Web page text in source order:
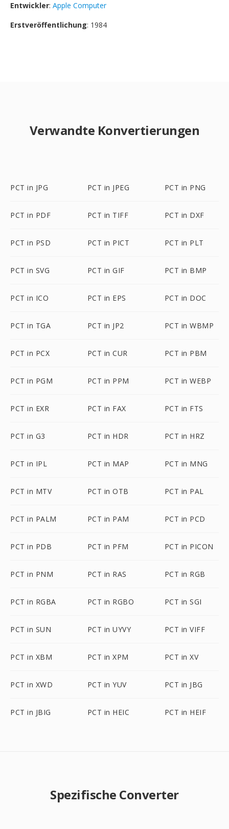
Entwickler: Apple Computer
Erstveröffentlichung: 1984
Verwandte Konvertierungen
PCT in JPG PCT in JPEG PCT in PNG
PCT in PDF PCT in TIFF PCT in DXF
PCT in PSD PCT in PICT PCT in PLT
PCT in SVG PCT in GIF PCT in BMP
PCT in ICO PCT in EPS PCT in DOC
PCT in TGA PCT in JP2 PCT in WBMP
PCT in PCX PCT in CUR PCT in PBM
PCT in PGM PCT in PPM PCT in WEBP
PCT in EXR PCT in FAX PCT in FTS
PCT in G3 PCT in HDR PCT in HRZ
PCT in IPL PCT in MAP PCT in MNG
PCT in MTV PCT in OTB PCT in PAL
PCT in PALM PCT in PAM PCT in PCD
PCT in PDB PCT in PFM PCT in PICON
PCT in PNM PCT in RAS PCT in RGB
PCT in RGBA PCT in RGBO PCT in SGI
PCT in SUN PCT in UYVY PCT in VIFF
PCT in XBM PCT in XPM PCT in XV
PCT in XWD PCT in YUV PCT in JBG
PCT in JBIG PCT in HEIC PCT in HEIF
Spezifische Converter